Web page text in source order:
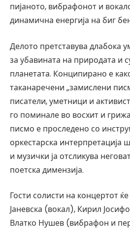
пијаното, вибрафонот и
динамична енергија на биг
Делото претставува длабока
за убавината на природата и
планетата. Конципирано е
таканаречени „замислени
писатели, уметници и
го поминале во восхит и
писмо е проследено со
оркестарска интерпретација
и музички ја отсликува
поетска димензија.
Гости солисти на концертот
Јаневска (вокал), Кирил
Влатко Нушев (вибрафон и